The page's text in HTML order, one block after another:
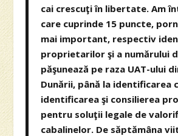
cai crescuţi în libertate. Am
care cuprinde 15 puncte,
mai important, respectiv
proprietarilor şi a numărului
păşunează pe raza UAT-ului
Dunării, până la identificarea
identificarea şi consilierea
pentru soluţii legale de
cabalinelor. De săptămâna